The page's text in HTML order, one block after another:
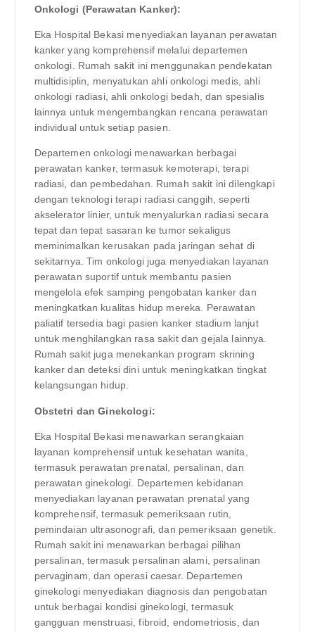
Onkologi (Perawatan Kanker):
Eka Hospital Bekasi menyediakan layanan perawatan
kanker yang komprehensif melalui departemen
onkologi. Rumah sakit ini menggunakan pendekatan
multidisiplin, menyatukan ahli onkologi medis, ahli
onkologi radiasi, ahli onkologi bedah, dan spesialis
lainnya untuk mengembangkan rencana perawatan
individual untuk setiap pasien.
Departemen onkologi menawarkan berbagai
perawatan kanker, termasuk kemoterapi, terapi
radiasi, dan pembedahan. Rumah sakit ini dilengkapi
dengan teknologi terapi radiasi canggih, seperti
akselerator linier, untuk menyalurkan radiasi secara
tepat dan tepat sasaran ke tumor sekaligus
meminimalkan kerusakan pada jaringan sehat di
sekitarnya. Tim onkologi juga menyediakan layanan
perawatan suportif untuk membantu pasien
mengelola efek samping pengobatan kanker dan
meningkatkan kualitas hidup mereka. Perawatan
paliatif tersedia bagi pasien kanker stadium lanjut
untuk menghilangkan rasa sakit dan gejala lainnya.
Rumah sakit juga menekankan program skrining
kanker dan deteksi dini untuk meningkatkan tingkat
kelangsungan hidup.
Obstetri dan Ginekologi:
Eka Hospital Bekasi menawarkan serangkaian
layanan komprehensif untuk kesehatan wanita,
termasuk perawatan prenatal, persalinan, dan
perawatan ginekologi. Departemen kebidanan
menyediakan layanan perawatan prenatal yang
komprehensif, termasuk pemeriksaan rutin,
pemindaian ultrasonografi, dan pemeriksaan genetik.
Rumah sakit ini menawarkan berbagai pilihan
persalinan, termasuk persalinan alami, persalinan
pervaginam, dan operasi caesar. Departemen
ginekologi menyediakan diagnosis dan pengobatan
untuk berbagai kondisi ginekologi, termasuk
gangguan menstruasi, fibroid, endometriosis, dan